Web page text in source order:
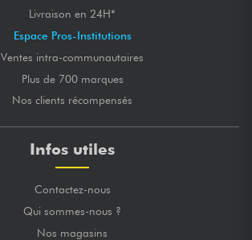
Livraison en 24H*
Espace Pros-Institutions
Ventes intra-communautaires
Plus de 700 marques
Nos clients récompensés
Infos utiles
Contactez-nous
Qui sommes-nous ?
Nos magasins